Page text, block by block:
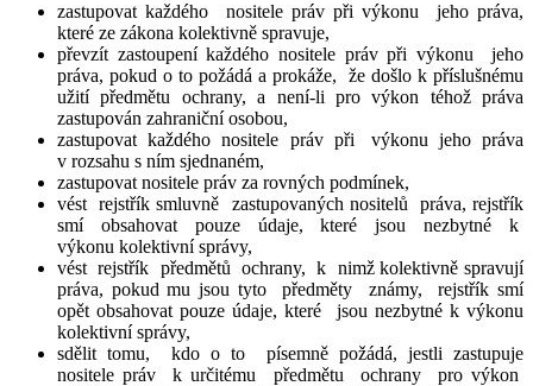
zastupovat každého nositele práv při výkonu jeho práva,
které ze zákona kolektivně spravuje,
převzít zastoupení každého nositele práv při výkonu jeho
práva, pokud o to požádá a prokáže, že došlo k příslušnému
užití předmětu ochrany, a není-li pro výkon téhož práva
zastupován zahraniční osobou,
zastupovat každého nositele práv při výkonu jeho práva
v rozsahu s ním sjednaném,
zastupovat nositele práv za rovných podmínek,
vést rejstřík smluvně zastupovaných nositelů práva, rejstřík
smí obsahovat pouze údaje, které jsou nezbytné k
výkonu kolektivní správy,
vést rejstřík předmětů ochrany, k nimž kolektivně spravují
práva, pokud mu jsou tyto předměty známy, rejstřík smí
opět obsahovat pouze údaje, které jsou nezbytné k výkonu
kolektivní správy,
sdělit tomu, kdo o to písemně požádá, jestli zastupuje
nositele práv k určitému předmětu ochrany pro výkon